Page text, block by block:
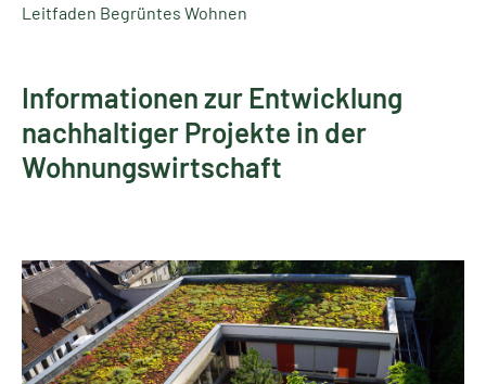
Leitfaden Begrüntes Wohnen
Informationen zur Entwicklung
nachhaltiger Projekte in der
Wohnungswirtschaft